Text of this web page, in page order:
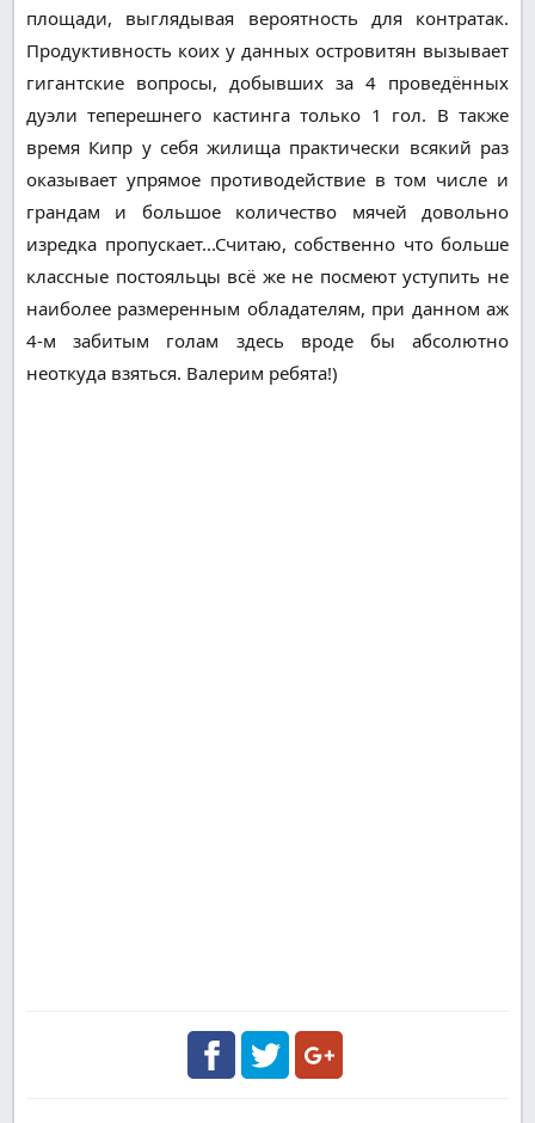
площади, выглядывая вероятность для контратак.
Продуктивность коих у данных островитян вызывает
гигантские вопросы, добывших за 4 проведённых
дуэли теперешнего кастинга только 1 гол. В также
время Кипр у себя жилища практически всякий раз
оказывает упрямое противодействие в том числе и
грандам и большое количество мячей довольно
изредка пропускает...Считаю, собственно что больше
классные постояльцы всё же не посмеют уступить не
наиболее размеренным обладателям, при данном аж
4-м забитым голам здесь вроде бы абсолютно
неоткуда взяться. Валерим ребята!)